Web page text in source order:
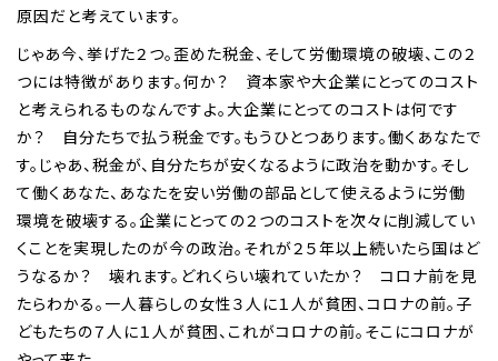
原因だと考えています。
じゃあ今、挙げた２つ。歪めた税金、そして労働環境の破壊、この２
つには特徴があります。何か？ 資本家や大企業にとってのコスト
と考えられるものなんですよ。大企業にとってのコストは何です
か？ 自分たちで払う税金です。もうひとつあります。働くあなたで
す。じゃあ、税金が、自分たちが安くなるように政治を動かす。そし
て働くあなた、あなたを安い労働の部品として使えるように労働
環境を破壊する。企業にとっての２つのコストを次々に削減してい
くことを実現したのが今の政治。それが２５年以上続いたら国はど
うなるか？ 壊れます。どれくらい壊れていたか？ コロナ前を見
たらわかる。一人暮らしの女性３人に１人が貧困、コロナの前。子
どもたちの７人に１人が貧困、これがコロナの前。そこにコロナが